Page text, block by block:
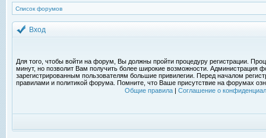
Список форумов
Вход
Для того, чтобы войти на форум, Вы должны пройти процедуру регистрации.
минут, но позволит Вам получить более широкие возможности. Администрация
зарегистрированным пользователям большие привилегии. Перед началом
правилами и политикой форума. Помните, что Ваше присутствие на форумах
Общие правила| Соглашение о